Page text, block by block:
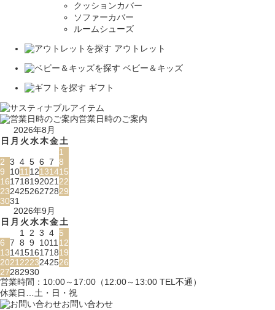
クッションカバー
ソファーカバー
ルームシューズ
アウトレット
ベビー＆キッズ
ギフト
営業日時のご案内
2026年8月
日 月 火水木金土
1
2 3 4 5 6 7 8
9
101112131415
16171819202122
23242526272829
3031
2026年9月
日 月 火水木金土
1 2 3 4 5
6 7 8 9 101112
13141516171819
20212223242526
27282930
営業時間：10:00～17:00（12:00～13:00 TEL不通）
休業日…土・日・祝
お問い合わせ